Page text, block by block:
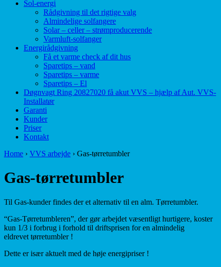
Sol-energi
Rådgivning til det rigtige valg
Almindelige solfangere
Solar – celler – strømproducerende
Varmluft-solfanger
Energirådgivning
Få et varme check af dit hus
Sparetips – vand
Sparetips – varme
Sparetips – El
Døgnvagt Ring 20827020 få akut VVS – hjælp af Aut. VVS-
Installatør
Garanti
Kunder
Priser
Kontakt
Home › VVS arbejde › Gas-tørretumbler
Gas-tørretumbler
Til Gas-kunder findes der et alternativ til en alm. Tørretumbler.
“Gas-Tørretumbleren”, der gør arbejdet væsentligt hurtigere, koster
kun 1/3 i forbrug i forhold til driftsprisen for en almindelig
eldrevet tørretumbler !
Dette er især aktuelt med de høje energipriser !